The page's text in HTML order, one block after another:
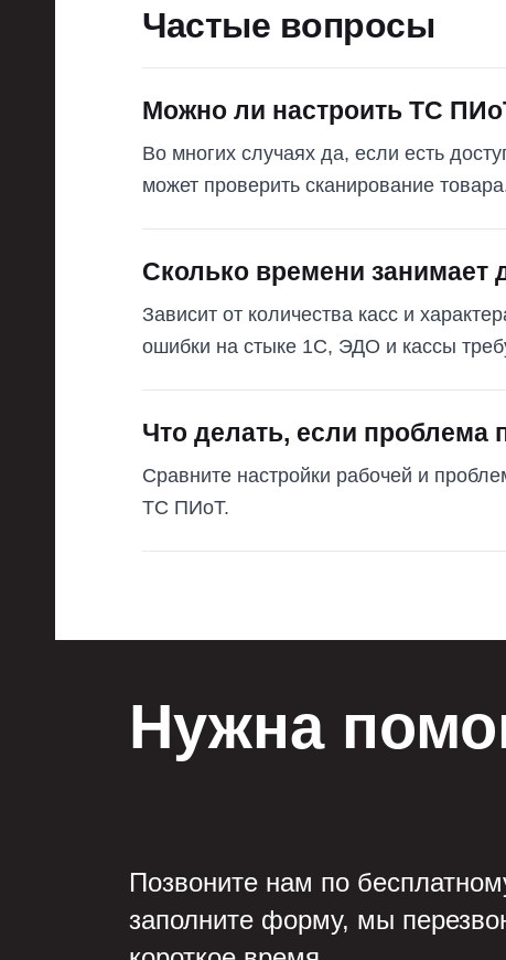
Частые вопросы
Можно ли настроить ТС
Во многих случаях да, если есть
может проверить сканирование
Сколько времени занимает
Зависит от количества касс и
ошибки на стыке 1С, ЭДО и кассы
Что делать, если проблема
Сравните настройки рабочей и
ТС ПИоТ.
Нужна
Позвоните нам по
заполните форму, мы